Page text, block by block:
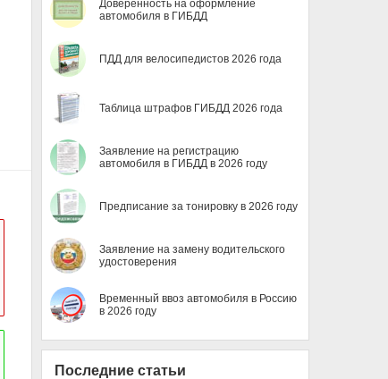
Доверенность на оформление
автомобиля в ГИБДД
ПДД для велосипедистов 2026 года
Таблица штрафов ГИБДД 2026 года
Заявление на регистрацию
автомобиля в ГИБДД в 2026 году
Предписание за тонировку в 2026 году
Заявление на замену водительского
удостоверения
Временный ввоз автомобиля в Россию
в 2026 году
Последние статьи